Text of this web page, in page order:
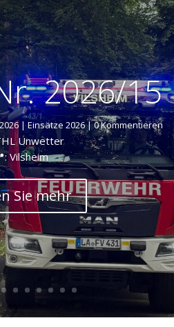
2026/15
|Einsätze 2026| 0 Kommentieren
Unwetter
Vilsheim
Sie mehr